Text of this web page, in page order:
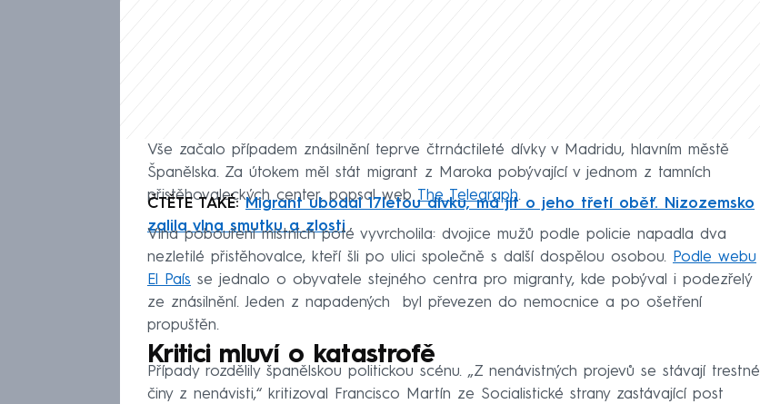
Vše začalo případem znásilnění teprve čtrnáctileté dívky v Madridu, hlavním městě
Španělska. Za útokem měl stát migrant z Maroka pobývající v jednom z tamních
přistěhovaleckých center, popsal web The Telegraph.
ČTĚTE TAKÉ:Migrant ubodal 17letou dívku, má jít o jeho třetí oběť. Nizozemsko
zalila vlna smutku a zlosti
Vlna pobouření místních poté vyvrcholila: dvojice mužů podle policie napadla dva
nezletilé přistěhovalce, kteří šli po ulici společně s další dospělou osobou. Podle webu
El País se jednalo o obyvatele stejného centra pro migranty, kde pobýval i podezřelý
ze znásilnění. Jeden z napadených byl převezen do nemocnice a po ošetření
propuštěn.
Kritici mluví o katastrofě
Případy rozdělily španělskou politickou scénu. „Z nenávistných projevů se stávají trestné
činy z nenávisti,“ kritizoval Francisco Martín ze Socialistické strany zastávající post